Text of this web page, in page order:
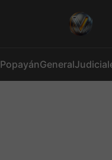
PopayánGeneral